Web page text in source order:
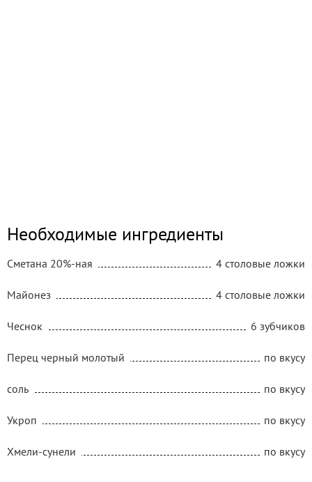
Необходимые ингредиенты
Сметана 20%-ная 4 столовые ложки
Майонез 4 столовые ложки
Чеснок 6 зубчиков
Перец черный молотый по вкусу
соль по вкусу
Укроп по вкусу
Хмели-сунели по вкусу